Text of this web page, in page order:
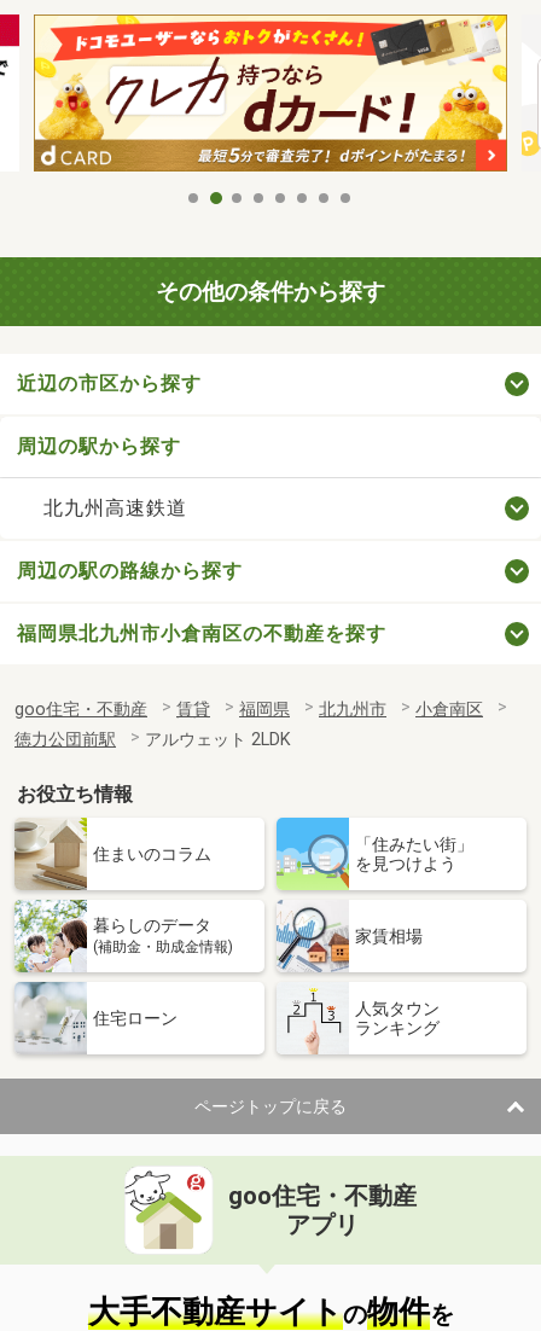
その他の条件から探す
近辺の市区から探す
周辺の駅から探す
北九州高速鉄道
周辺の駅の路線から探す
福岡県北九州市小倉南区の不動産を探す
goo住宅・不動産 賃貸 福岡県 北九州市
小倉南区
徳力公団前駅
アルウェット 2LDK
お役立ち情報
住まいのコラム
「住みたい街」
を見つけよう
暮らしのデータ
(補助金・助成金情報)
家賃相場
住宅ローン
人気タウン
ランキング
ページトップに戻る
goo住宅・不動産
アプリ
大手不動産サイトの物件を